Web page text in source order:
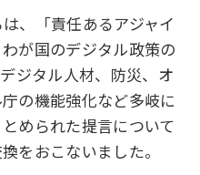
、「責任あるアジャイ
が国のデジタル政策の
ジタル人材、防災、オ
の機能強化など多岐に
められた提言について
をおこないました。